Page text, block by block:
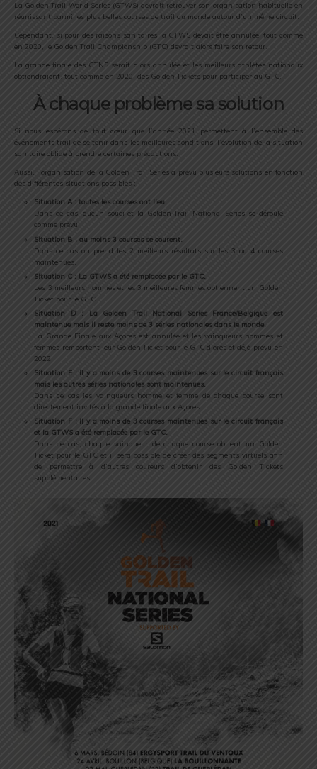
La Golden Trail World Series (GTWS) devrait retrouver son organisation habituelle en
réunissant parmi les plus belles courses de trail du monde autour d’un même circuit.
Cependant, si pour des raisons sanitaires la GTWS devait être annulée, tout comme
en 2020, le Golden Trail Championship (GTC) devrait alors faire son retour.
La grande finale des GTNS serait alors annulée et les meilleurs athlètes nationaux
obtiendraient, tout comme en 2020, des Golden Tickets pour participer au GTC.
À chaque problème sa solution
Si nous espérons de tout cœur que l’année 2021 permettent à l’ensemble des
événements trail de se tenir dans les meilleures conditions, l’évolution de la situation
sanitaire oblige à prendre certaines précautions.
Aussi, l’organisation de la Golden Trail Series a prévu plusieurs solutions en fonction
des différentes situations possibles :
Situation A : toutes les courses ont lieu.
Dans ce cas, aucun souci et la Golden Trail National Series se déroule
comme prévu.
Situation B : au moins 3 courses se courent.
Dans ce cas on prend les 2 meilleurs résultats sur les 3 ou 4 courses
maintenues.
Situation C : La GTWS a été remplacée par le GTC.
Les 3 meilleurs hommes et les 3 meilleures femmes obtiennent un Golden
Ticket pour le GTC
Situation D : La Golden Trail National Series France/Belgique est
maintenue mais il reste moins de 3 séries nationales dans le monde.
La Grande Finale aux Açores est annulée et les vainqueurs hommes et
femmes remportent leur Golden Ticket pour le GTC d’ores et déjà prévu en
2022.
Situation E : Il y a moins de 3 courses maintenues sur le circuit français
mais les autres séries nationales sont maintenues.
Dans ce cas les vainqueurs homme et femme de chaque course sont
directement invités à la grande finale aux Açores.
Situation F : Il y a moins de 3 courses maintenues sur le circuit français
et la GTWS a été remplacée par le GTC.
Dans ce cas, chaque vainqueur de chaque course obtient un Golden
Ticket pour le GTC et il sera possible de créer des segments virtuels afin
de permettre à d’autres coureurs d’obtenir des Golden Tickets
supplémentaires.